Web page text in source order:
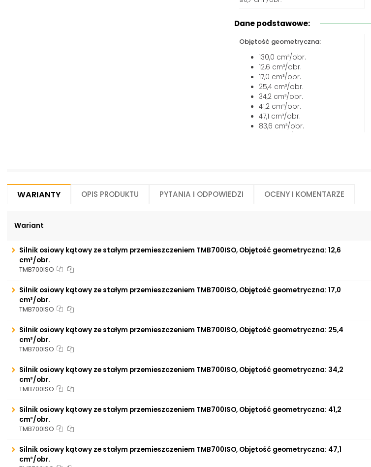
Biuro obsługi klienta:
+48 535 424 483
jawor@chss.pl
PN-PT: 7:00 - 16:00
Dane podstawowe:
Objętość geometryczna:
130,0 cm³/obr.
12,6 cm³/obr.
17,0 cm³/obr.
25,4 cm³/obr.
34,2 cm³/obr.
41,2 cm³/obr.
47,1 cm³/obr.
83,6 cm³/obr.
Warianty Opis produktu Pytania i odpowiedzi Oceny i komentarze
Wariant
Silnik osiowy kątowy ze stałym przemieszczeniem TMB700ISO, Objętość geometryczna: 12,6
cm³/obr.
TMB700ISO
Silnik osiowy kątowy ze stałym przemieszczeniem TMB700ISO, Objętość geometryczna: 17,0
cm³/obr.
TMB700ISO
Silnik osiowy kątowy ze stałym przemieszczeniem TMB700ISO, Objętość geometryczna: 25,4
cm³/obr.
TMB700ISO
Silnik osiowy kątowy ze stałym przemieszczeniem TMB700ISO, Objętość geometryczna: 34,2
cm³/obr.
TMB700ISO
Silnik osiowy kątowy ze stałym przemieszczeniem TMB700ISO, Objętość geometryczna: 41,2
cm³/obr.
TMB700ISO
Silnik osiowy kątowy ze stałym przemieszczeniem TMB700ISO, Objętość geometryczna: 47,1
cm³/obr.